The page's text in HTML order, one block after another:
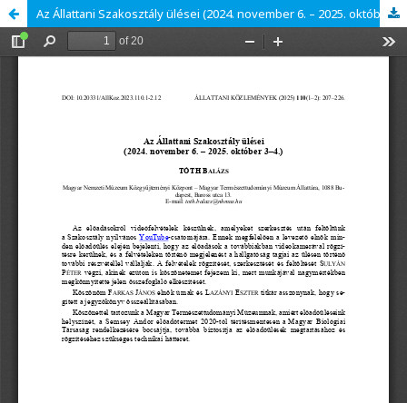
Az Állattani Szakosztály ülései (2024. november 6. – 2025. október 3–4.)